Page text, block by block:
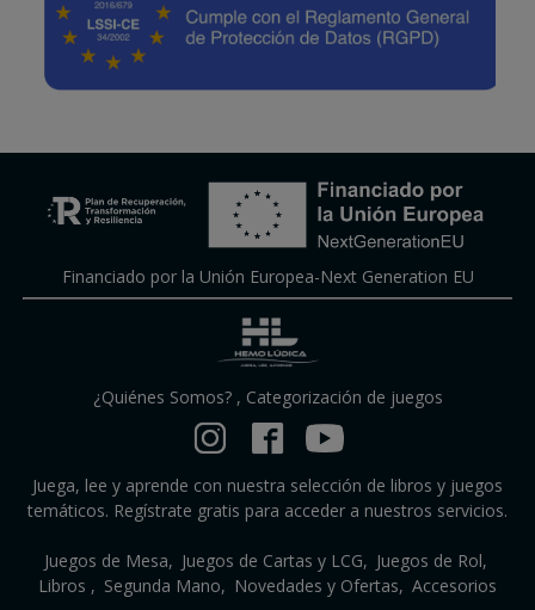
Financiado por la Unión Europea-Next Generation EU
¿Quiénes Somos?, Categorización de juegos
Juega, lee y aprende con nuestra selección de libros y juegos
temáticos. Regístrate gratis para acceder a nuestros servicios.
Juegos de Mesa Juegos de Cartas y LCG
Juegos de Rol
Libros
Segunda Mano Novedades y Ofertas Accesorios